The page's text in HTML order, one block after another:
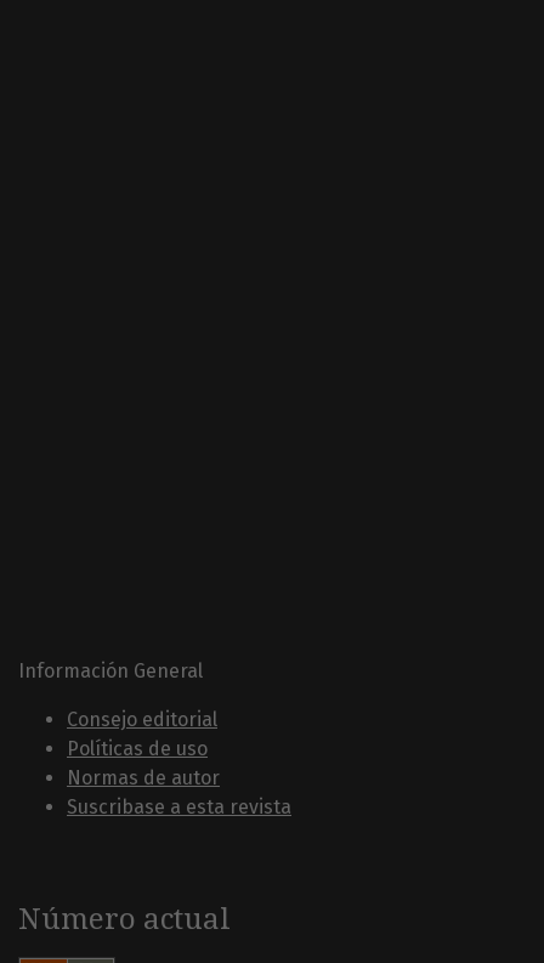
Información General
Consejo editorial
Políticas de uso
Normas de autor
Suscribase a esta revista
Número actual